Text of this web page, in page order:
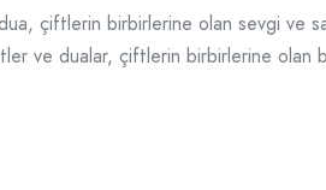
çiftlerin birbirlerine olan sevgi ve
ve dualar, çiftlerin birbirlerine olan